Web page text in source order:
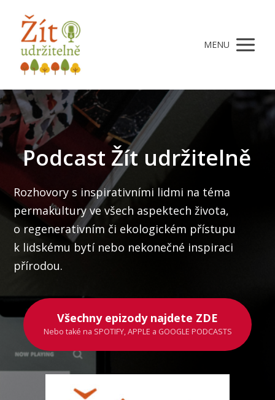
MENU
Podcast Žít udržitelně
Rozhovory s inspirativními lidmi na téma
permakultury ve všech aspektech života,
o regenerativním či ekologickém přístupu
k lidskému bytí nebo nekonečné inspiraci
přírodou.
Všechny epizody najdete ZDE
Nebo také na SPOTIFY, APPLE a GOOGLE PODCASTS